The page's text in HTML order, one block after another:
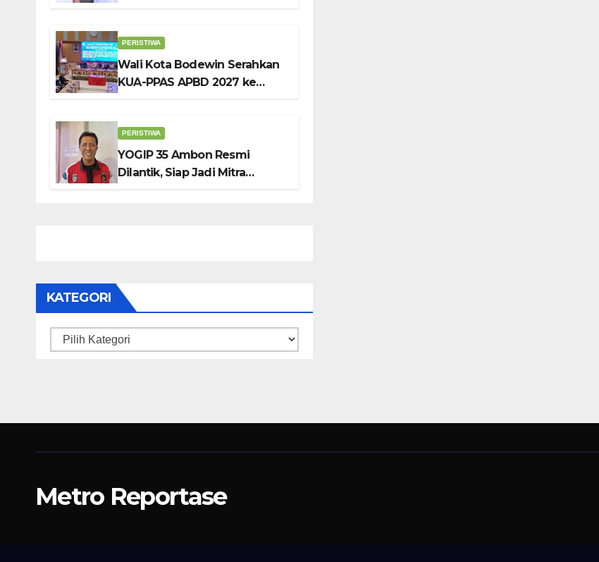
PERISTIWA
Wali Kota Bodewin Serahkan
KUA-PPAS APBD 2027 ke
PERISTIWA
YOGIP 35 Ambon Resmi
Dilantik, Siap Jadi Mitra
KATEGORI
Kategori
Metro Reportase